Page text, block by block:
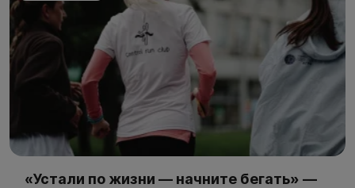
«Устали по жизни — начните бегать» —